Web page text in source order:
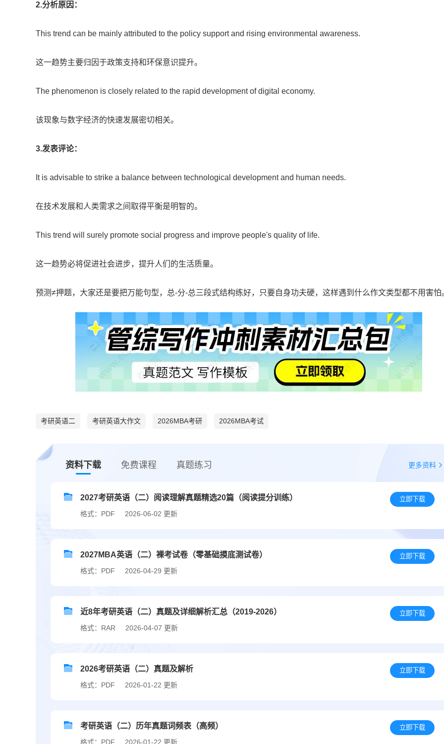
2.分析原因：
This trend can be mainly attributed to the policy support and rising environmental awareness.
这一趋势主要归因于政策支持和环保意识提升。
The phenomenon is closely related to the rapid development of digital economy.
该现象与数字经济的快速发展密切相关。
3.发表评论：
It is advisable to strike a balance between technological development and human needs.
在技术发展和人类需求之间取得平衡是明智的。
This trend will surely promote social progress and improve people's quality of life.
这一趋势必将促进社会进步，提升人们的生活质量。
预测≠押题，大家还是要把万能句型，总-分-总三段式结构练好，只要自身功夫硬，这样遇到什么作文类型都不用害怕
考研英语二 考研英语大作文 2026MBA考研 2026MBA考试
资料下载 免费课程 真题练习 更多资料
2027考研英语（二）阅读理解真题精选20篇（阅读提分训练）
格式：PDF 2026-06-02 更新
立即下载
2027MBA英语（二）裸考试卷（零基础摸底测试卷）
格式：PDF 2026-04-29 更新
立即下载
近8年考研英语（二）真题及详细解析汇总（2019-2026）
格式：RAR 2026-04-07 更新
立即下载
2026考研英语（二）真题及解析
格式：PDF 2026-01-22 更新
立即下载
考研英语（二）历年真题词频表（高频）
格式：PDF 2026-01-22 更新
立即下载